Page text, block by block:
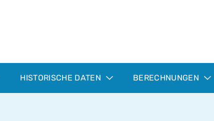
HISTORISCHE DATEN BERECHNUNGEN